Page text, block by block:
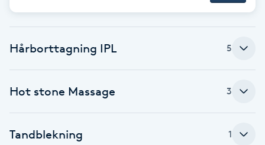
Coachning
Cryoterapi
D
Hårborttagning IPL 5
Hot stone Massage 3
Tandblekning 1